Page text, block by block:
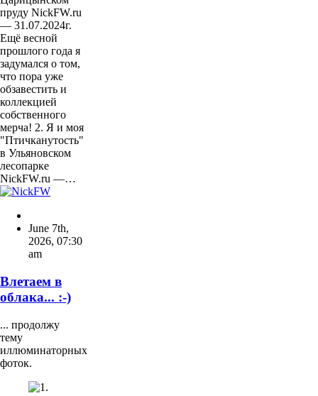
пруду NickFW.ru
— 31.07.2024г.
Ещё весной
прошлого года я
задумался о том,
что пора уже
обзавестить и
коллекцией
собственного
мерча! 2. Я и моя
"Птичканутость"
в Ульяновском
лесопарке
NickFW.ru —…
June 7th,
2026, 07:30
am
Влетаем в
облака... :-)
... продолжу
тему
иллюминаторных
фоток.